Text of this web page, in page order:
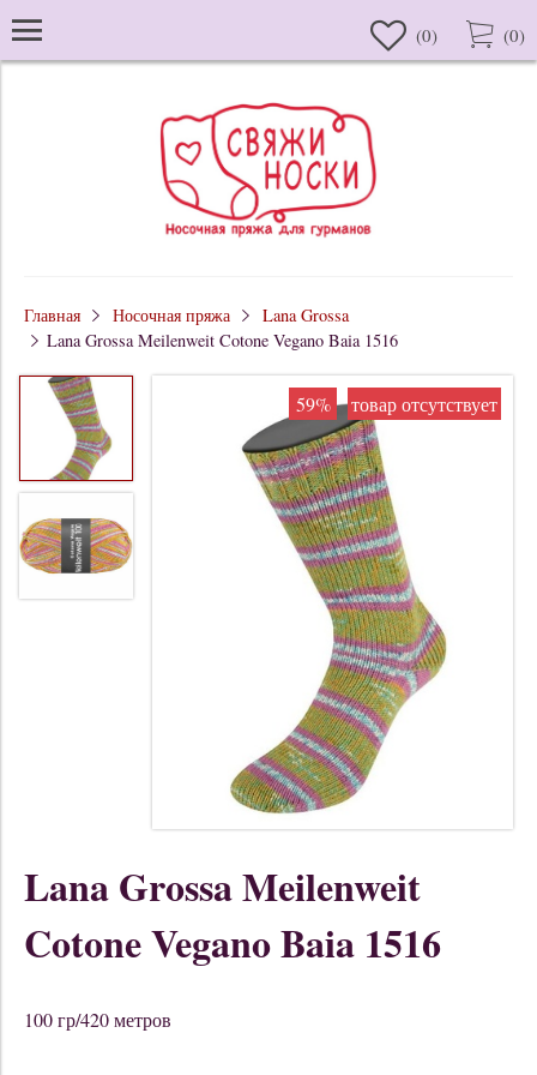
(0) (0)
Главная Носочная пряжа
Lana Grossa
Lana Grossa Meilenweit Cotone Vegano Baia 1516
59% товар отсутствует
Lana Grossa Meilenweit
Cotone Vegano Baia 1516
100 гр/420 метров